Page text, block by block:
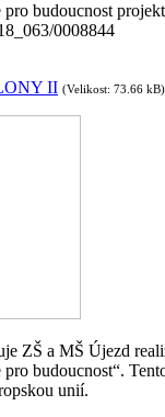
budoucnost
0008844
II (Velikost: 73.66 kB)
ZŠ a MŠ Újezd
pro budoucnost“.
unií.